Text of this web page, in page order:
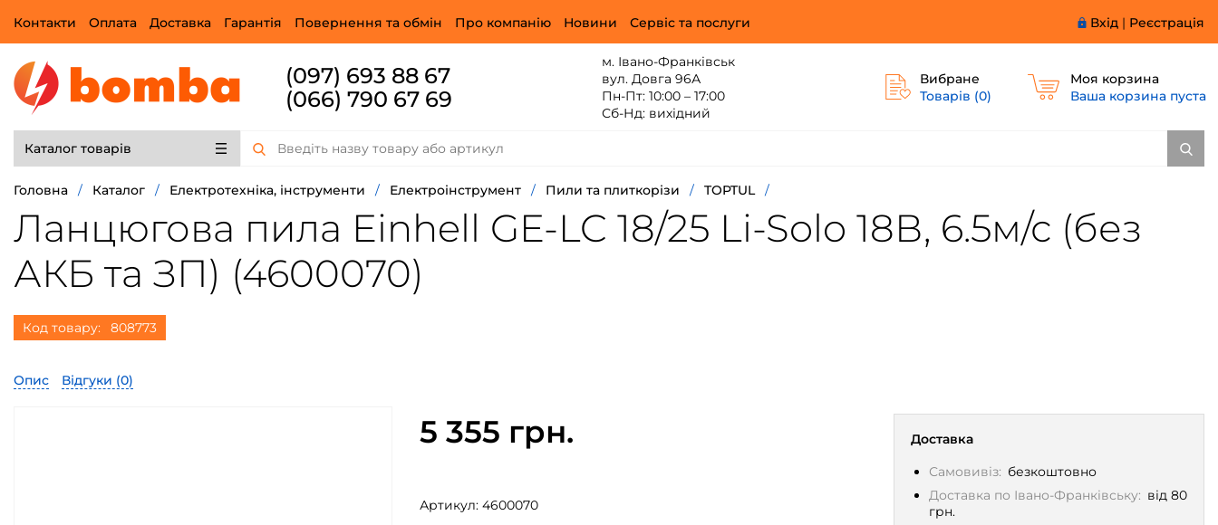
Вхід | Реєстрація
Контакти Оплата Доставка Гарантія Повернення та обмін Про компанію Новини Сервіс та послуги
(097) 693 88 67
(066) 790 67 69
м. Івано-Франківськ
вул. Довга 96А
Пн-Пт: 10:00 – 17:00
Сб-Нд: вихідний
Вибране
Товарів (0)
Моя корзина
Ваша корзина пуста
Каталог товарів
Головна / Каталог / Електротехніка, інструменти / Електроінструмент / Пили та плиткорізи / TOPTUL /
Ланцюгова пила Einhell GE-LC 18/25 Li-Solo 18В, 6.5м/с (без
АКБ та ЗП) (4600070)
Код товару: 808773
Опис Відгуки (0)
5 355 грн.
Доставка
Самовивіз: безкоштовно
Доставка по Івано-Франківську: від 80
грн.
Артикул: 4600070